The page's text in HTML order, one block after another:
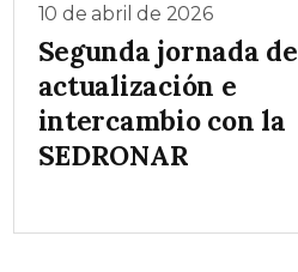
10 de abril de 2026
Segunda jornada de
actualización e
intercambio con la
SEDRONAR